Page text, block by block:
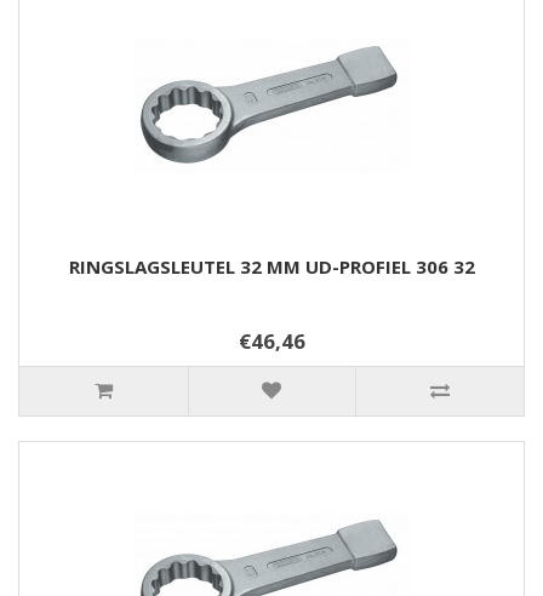
RINGSLAGSLEUTEL 32 MM UD-PROFIEL 306 32
€46,46